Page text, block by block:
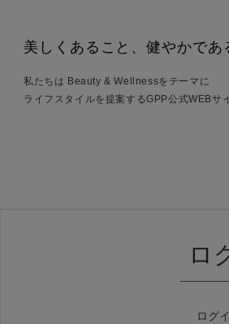
美しくあること、健やかであ
私たちは Beauty & Wellnessをテーマに
ライフスタイルを提案するGPP公式WEBサ
ロ
ログ